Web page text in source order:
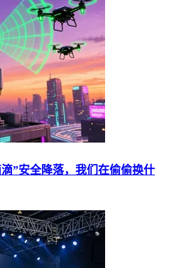
”安全降落，我们在偷偷换什